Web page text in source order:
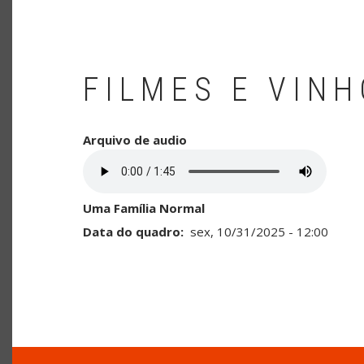
FILMES E
Arquivo de audio
Uma Família Normal
Data do quadro
sex, 10/31/2025 - 12:00